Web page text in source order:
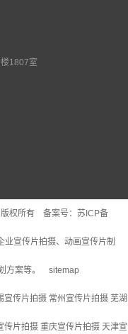
1807室
权所有 备案号： 苏ICP备
业宣传片拍摄、动画宣传片制
方案等。 sitemap
宣传片拍摄 常州宣传片拍摄 芜湖
传片拍摄 重庆宣传片拍摄 天津宣